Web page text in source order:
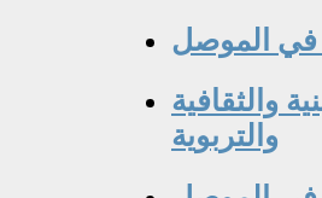
في الموصل
والثقافية
والتربوية